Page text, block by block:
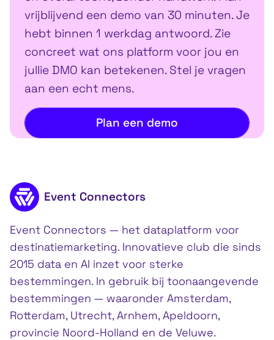
vrijblijvend een demo van 30 minuten. Je
hebt binnen 1 werkdag antwoord. Zie
concreet wat ons platform voor jou en
jullie DMO kan betekenen. Stel je vragen
aan een echt mens.
Plan een demo
Footer inhoud
Event Connectors
Event Connectors — het dataplatform voor
destinatiemarketing. Innovatieve club die sinds
2015 data en AI inzet voor sterke
bestemmingen. In gebruik bij toonaangevende
bestemmingen — waaronder Amsterdam,
Rotterdam, Utrecht, Arnhem, Apeldoorn,
provincie Noord-Holland en de Veluwe.